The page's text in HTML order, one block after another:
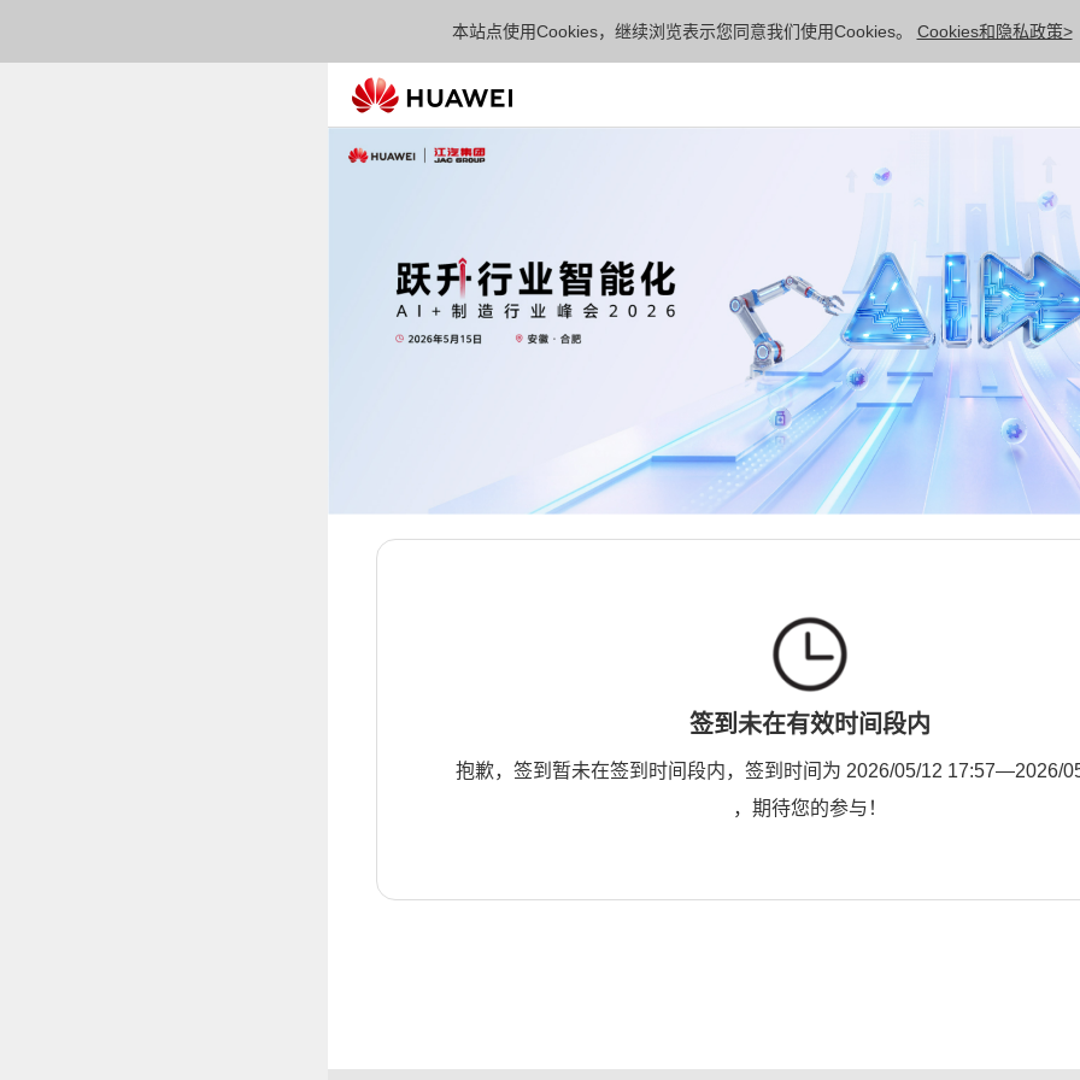
本站点使用Cookies，继续浏览表示您同意我们使用Cookies。 Cookies和隐私政策>
签到未在有效时间段内
抱歉，签到暂未在签到时间段内，签到时间为 2026/05/12 17:57—2026/
，期待您的参与！